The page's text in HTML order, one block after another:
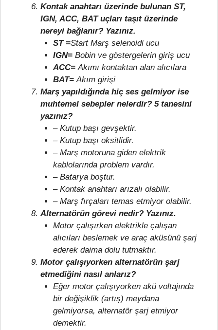
Kontak anahtarı üzerinde bulunan ST,
IGN, ACC, BAT uçları taşıt üzerinde
nereyi bağlanır? Yazınız.
ST =Start Marş selenoidi ucu
IGN= Bobin ve göstergelerin giriş ucu
ACC=Akımı kontaktan alan alıcılara
BAT=Akım girişi
Marş yapıldığında hiç ses gelmiyor ise
muhtemel sebepler nelerdir? 5 tanesini
yazınız?
– Kutup başı gevşektir.
– Kutup başı oksitlidir.
– Marş motoruna giden elektrik
kablolarında problem vardır.
– Batarya boştur.
– Kontak anahtarı arızalı olabilir.
– Marş fırçaları temas etmiyor olabilir.
Alternatörün görevi nedir? Yazınız.
Motor çalışırken elektrikle çalışan
alıcıları beslemek ve araç aküsünü şarj
ederek daima dolu tutmaktır.
Motor çalışıyorken alternatörün şarj
etmediğini nasıl anlarız?
Eğer motor çalışıyorken akü voltajında
bir değişiklik (artış) meydana
gelmiyorsa, alternatör şarj etmiyor
demektir.